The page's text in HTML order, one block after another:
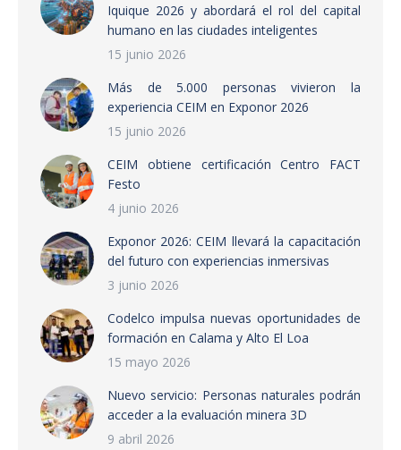
Iquique 2026 y abordará el rol del capital
humano en las ciudades inteligentes
15 junio 2026
Más de 5.000 personas vivieron la
experiencia CEIM en Exponor 2026
15 junio 2026
CEIM obtiene certificación Centro FACT
Festo
4 junio 2026
Exponor 2026: CEIM llevará la capacitación
del futuro con experiencias inmersivas
3 junio 2026
Codelco impulsa nuevas oportunidades de
formación en Calama y Alto El Loa
15 mayo 2026
Nuevo servicio: Personas naturales podrán
acceder a la evaluación minera 3D
9 abril 2026